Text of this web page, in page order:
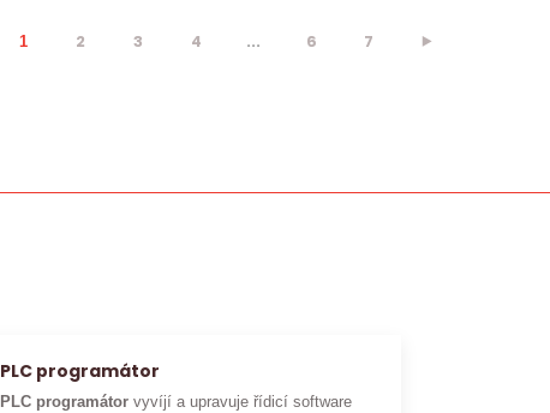
1 2 3 4 ... 6 7 ⯈
PLC programátor
PLC programátor vyvíjí a upravuje řídicí software